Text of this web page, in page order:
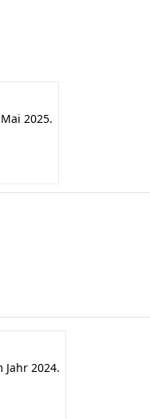
2025.
2024.